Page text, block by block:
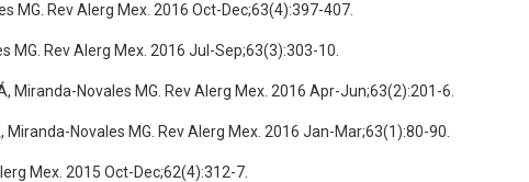
MG. Rev Alerg Mex. 2016 Oct-Dec;63(4):397-407.
MG. Rev Alerg Mex. 2016 Jul-Sep;63(3):303-10.
Novales MG. Rev Alerg Mex. 2016 Apr-Jun;63(2):201-6.
Novales MG. Rev Alerg Mex. 2016 Jan-Mar;63(1):80-90.
Mex. 2015 Oct-Dec;62(4):312-7.